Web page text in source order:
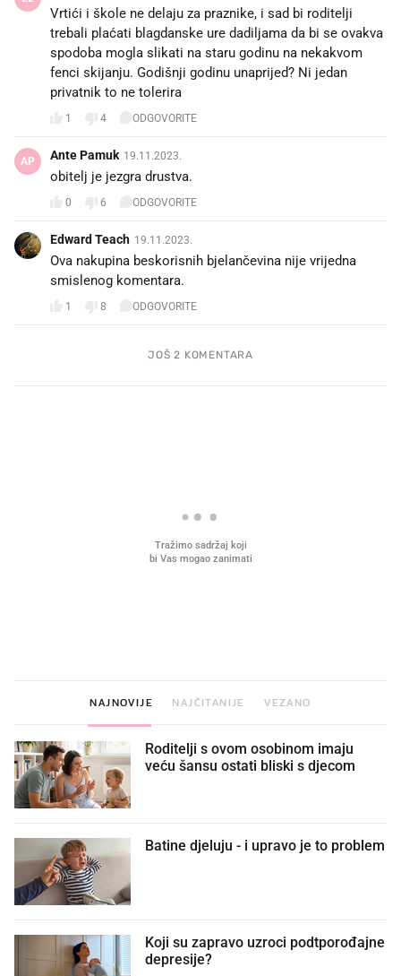
Vrtići i škole ne delaju za praznike, i sad bi roditelji
trebali plaćati blagdanske ure dadiljama da bi se ovakva
spodoba mogla slikati na staru godinu na nekakvom
fenci skijanju. Godišnji godinu unaprijed? Ni jedan
privatnik to ne tolerira
1 4 ODGOVORITE
AP Ante Pamuk 19.11.2023.
obitelj je jezgra drustva.
0 6 ODGOVORITE
Edward Teach 19.11.2023.
Ova nakupina beskorisnih bjelančevina nije vrijedna
smislenog komentara.
1 8 ODGOVORITE
JOŠ 2 KOMENTARA
NAJNOVIJE NAJČITANIJE VEZANO
Roditelji s ovom osobinom imaju
veću šansu ostati bliski s djecom
Batine djeluju - i upravo je to problem
Koji su zapravo uzroci podtporođajne
depresije?